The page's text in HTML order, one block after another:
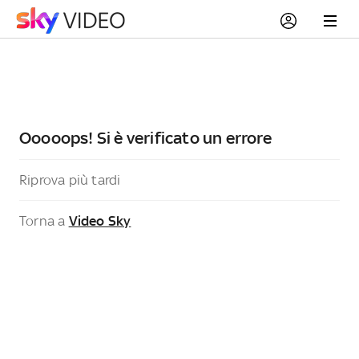
Ooooops! Si è verificato un errore
Riprova più tardi
Torna a Video Sky